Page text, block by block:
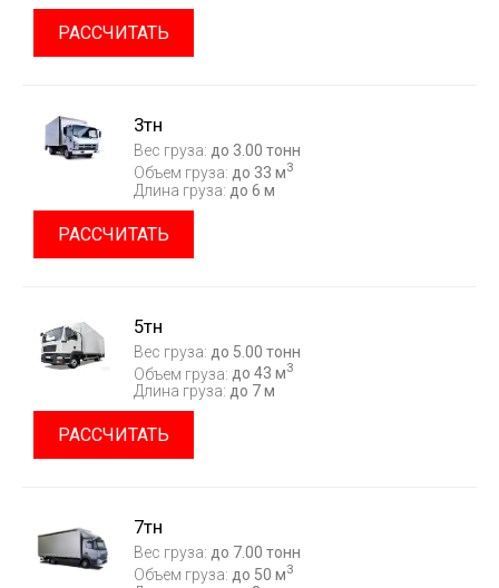
РАССЧИТАТЬ
3тн
Вес груза: до 3.00 тонн
Объем груза: до 33 м3
Длина груза: до 6 м
РАССЧИТАТЬ
5тн
Вес груза: до 5.00 тонн
Объем груза: до 43 м3
Длина груза: до 7 м
РАССЧИТАТЬ
7тн
Вес груза: до 7.00 тонн
Объем груза: до 50 м3